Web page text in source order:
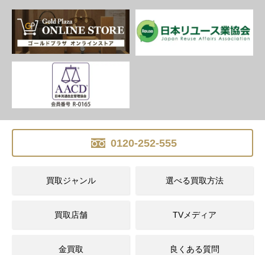
0120-252-555
買取ジャンル 選べる買取方法
買取店舗 TVメディア
金買取 良くある質問